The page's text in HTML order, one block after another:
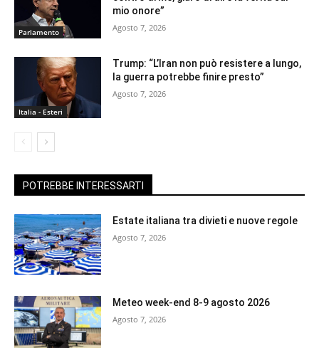
Parlamento
mio onore”
Agosto 7, 2026
Italia - Esteri
Trump: “L’Iran non può resistere a lungo,
la guerra potrebbe finire presto”
Agosto 7, 2026
POTREBBE INTERESSARTI
Estate italiana tra divieti e nuove regole
Agosto 7, 2026
Meteo week-end 8-9 agosto 2026
Agosto 7, 2026